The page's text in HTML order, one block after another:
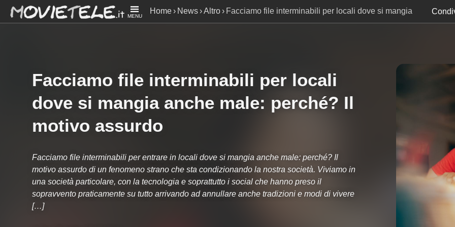
MENU
Home News Altro
Facciamo file interminabili per locali dove si mangia
anche male: perché? Il motivo assurdo
Facciamo file interminabili per locali
dove si mangia anche male: perché? Il
motivo assurdo
Facciamo file interminabili per entrare in locali dove si mangia anche male: perché? Il
motivo assurdo di un fenomeno strano che sta condizionando la nostra società. Viviamo in
una società particolare, con la tecnologia e soprattutto i social che hanno preso il
sopravvento praticamente su tutto arrivando ad annullare anche tradizioni e modi di vivere
[…]